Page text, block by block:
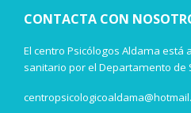
CONTACTA CON
El centro Psicólogos Aldama está
sanitario por el Departamento de